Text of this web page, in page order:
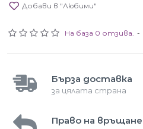
На база 0 отзива. -
Добави в "Любими"
Бърза доставка
за цялата страна
Право на връщане